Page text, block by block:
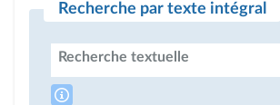
Recherche par texte intégral
Recherche textuelle